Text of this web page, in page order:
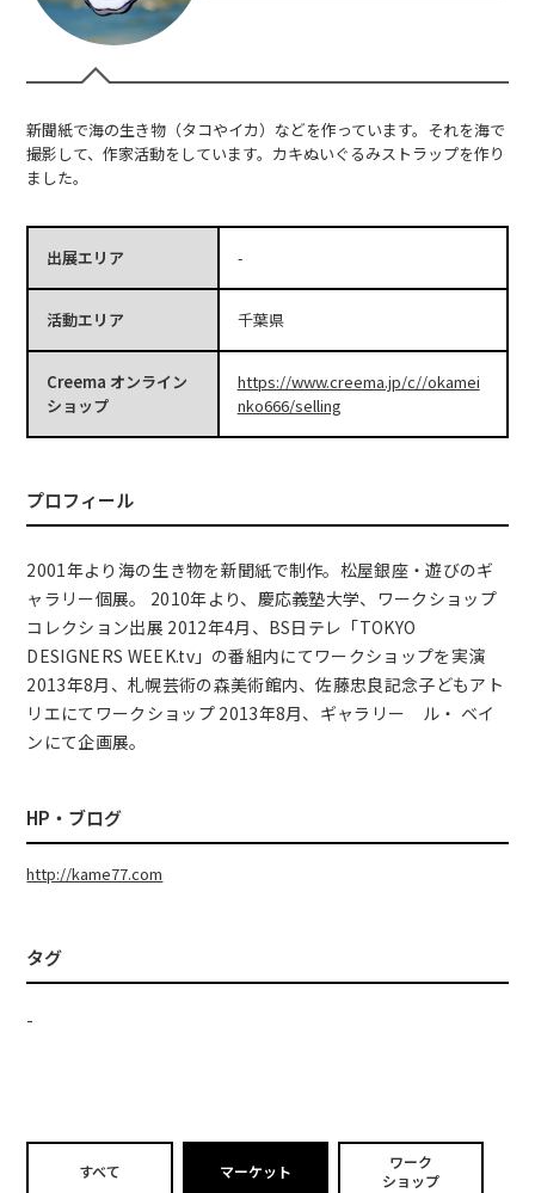
新聞紙で海の生き物（タコやイカ）などを作っています。それを海で
撮影して、作家活動をしています。カキぬいぐるみストラップを作り
ました。
出展エリア -
活動エリア 千葉県
Creema オンライン
ショップ
https://www.creema.jp/c//okamei
nko666/selling
プロフィール
2001年より海の生き物を新聞紙で制作。松屋銀座・遊びのギ
ャラリー個展。 2010年より、慶応義塾大学、ワークショップ
コレクション出展 2012年4月、BS日テレ「TOKYO
DESIGNERS WEEK.tv」の番組内にてワークショップを実演
2013年8月、札幌芸術の森美術館内、佐藤忠良記念子どもアト
リエにてワークショップ 2013年8月、ギャラリー ル・ ベイ
ンにて企画展。
HP・ブログ
http://kame77.com
タグ
-
すべて マーケット
ワーク
ショップ